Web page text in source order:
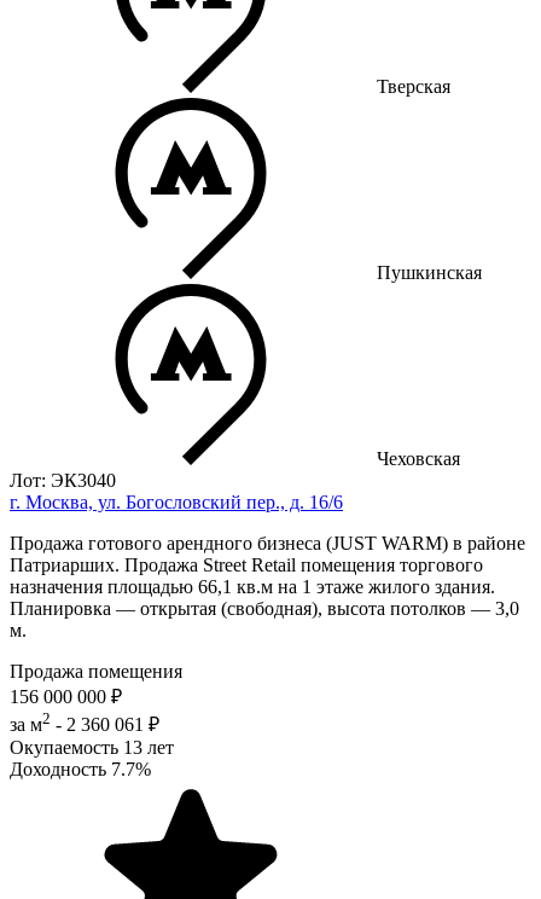
Тверская
Пушкинская
Чеховская
Лот: ЭК3040
г. Москва, ул. Богословский пер., д. 16/6
Продажа готового арендного бизнеса (JUST WARM) в районе
Патриарших. Продажа Street Retail помещения торгового
назначения площадью 66,1 кв.м на 1 этаже жилого здания.
Планировка — открытая (свободная), высота потолков — 3,0
м.
Продажа помещения
156 000 000 ₽
за м2 - 2 360 061 ₽
Окупаемость 13 лет
Доходность 7.7%